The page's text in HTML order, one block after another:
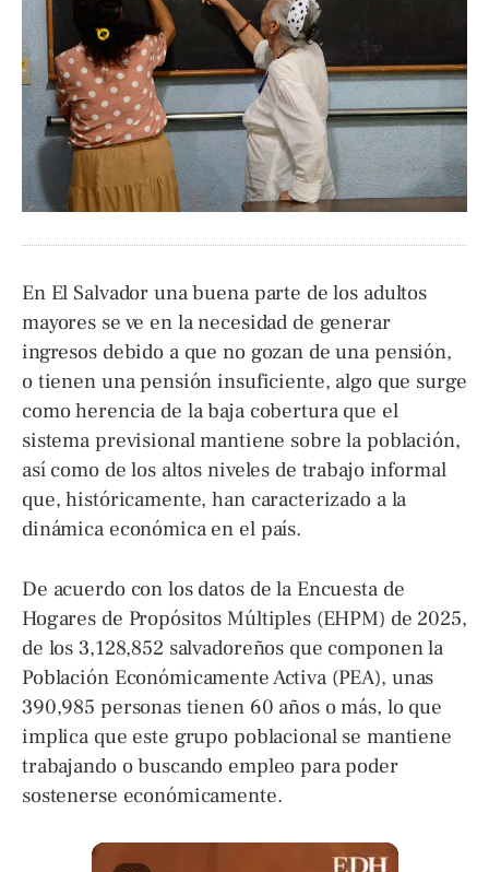
En El Salvador una buena parte de los adultos
mayores se ve en la necesidad de generar
ingresos debido a que no gozan de una pensión,
o tienen una pensión insuficiente, algo que surge
como herencia de la baja cobertura que el
sistema previsional mantiene sobre la población,
así como de los altos niveles de trabajo informal
que, históricamente, han caracterizado a la
dinámica económica en el país.
De acuerdo con los datos de la Encuesta de
Hogares de Propósitos Múltiples (EHPM) de 2025,
de los 3,128,852 salvadoreños que componen la
Población Económicamente Activa (PEA), unas
390,985 personas tienen 60 años o más, lo que
implica que este grupo poblacional se mantiene
trabajando o buscando empleo para poder
sostenerse económicamente.